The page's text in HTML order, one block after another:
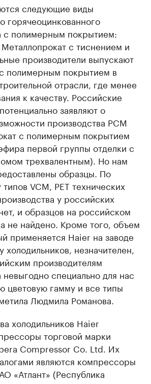
следующие виды
горячеоцинкованного
с полимерным покрытием:
Металлопрокат с тиснением и
производители выпускают
полимерным покрытием в
отрасли, где менее
к качеству. Российские
заявляют о
производства PCM
с полимерным покрытием
первой группы отделки с
трехвалентным). Но нам
образцы. По
VCM, PET технических
у российских
и образцов на российском
не найдено. Кроме того, объем
применяется Haier на заводе
холодильников, незначителен,
производителям
невыгодно специально для нас
цветовую гамму и все типы
Людмила Романова.
холодильников Haier
торговой марки
Compressor Co. Ltd. Их
являются компрессоры
«Атлант» (Республика